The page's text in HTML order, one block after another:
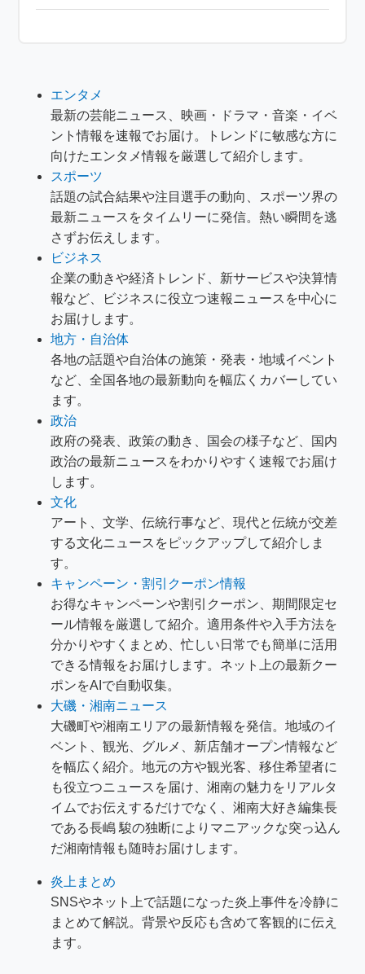
エンタメ
最新の芸能ニュース、映画・ドラマ・音楽・イベ
ント情報を速報でお届け。トレンドに敏感な方に
向けたエンタメ情報を厳選して紹介します。
スポーツ
話題の試合結果や注目選手の動向、スポーツ界の
最新ニュースをタイムリーに発信。熱い瞬間を逃
さずお伝えします。
ビジネス
企業の動きや経済トレンド、新サービスや決算情
報など、ビジネスに役立つ速報ニュースを中心に
お届けします。
地方・自治体
各地の話題や自治体の施策・発表・地域イベント
など、全国各地の最新動向を幅広くカバーしてい
ます。
政治
政府の発表、政策の動き、国会の様子など、国内
政治の最新ニュースをわかりやすく速報でお届け
します。
文化
アート、文学、伝統行事など、現代と伝統が交差
する文化ニュースをピックアップして紹介しま
す。
キャンペーン・割引クーポン情報
お得なキャンペーンや割引クーポン、期間限定セ
ール情報を厳選して紹介。適用条件や入手方法を
分かりやすくまとめ、忙しい日常でも簡単に活用
できる情報をお届けします。ネット上の最新クー
ポンをAIで自動収集。
大磯・湘南ニュース
大磯町や湘南エリアの最新情報を発信。地域のイ
ベント、観光、グルメ、新店舗オープン情報など
を幅広く紹介。地元の方や観光客、移住希望者に
も役立つニュースを届け、湘南の魅力をリアルタ
イムでお伝えするだけでなく、湘南大好き編集長
である長嶋 駿の独断によりマニアックな突っ込ん
だ湘南情報も随時お届けします。
炎上まとめ
SNSやネット上で話題になった炎上事件を冷静に
まとめて解説。背景や反応も含めて客観的に伝え
ます。